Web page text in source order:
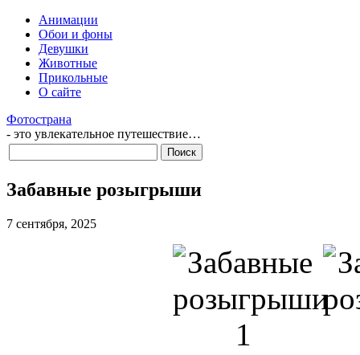
Анимации
Обои и фоны
Девушки
Животные
Прикольные
О сайте
Фотострана
- это увлекательное путешествие…
Забавные розыгрыши
7 сентября, 2025